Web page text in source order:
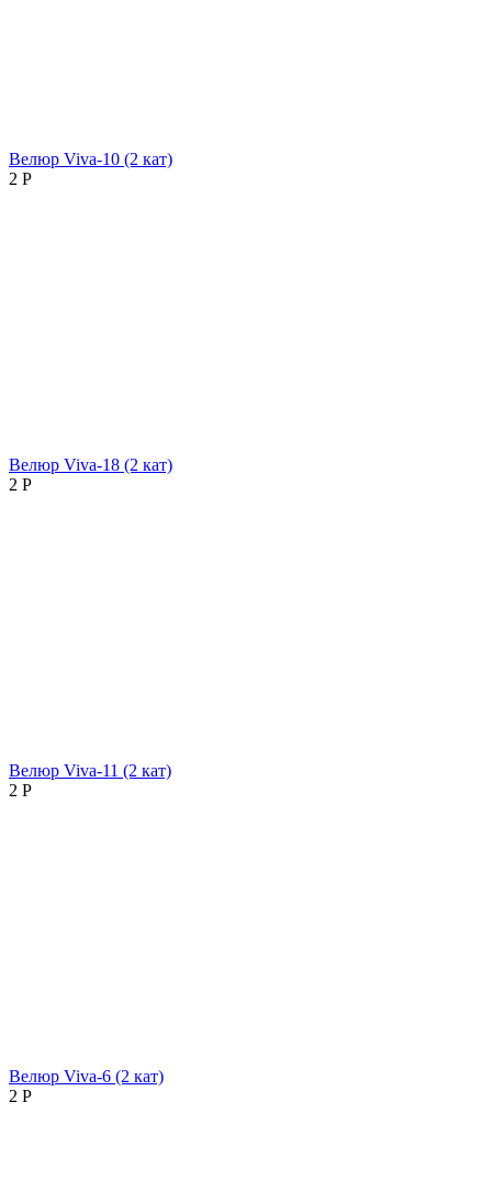
Велюр Viva-10 (2 кат)
2 Р
Велюр Viva-18 (2 кат)
2 Р
Велюр Viva-11 (2 кат)
2 Р
Велюр Viva-6 (2 кат)
2 Р